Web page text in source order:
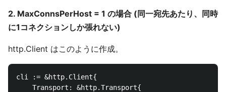
2. MaxConnsPerHost = 1 の場合 (同一宛先あたり、同時
に1コネクションしか張れない)
http.Client はこのように作成。
cli := &http.Client{
    Transport: &http.Transport{